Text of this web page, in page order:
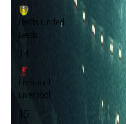
Leeds United
Leeds
14
Liverpool
Liverpool
15